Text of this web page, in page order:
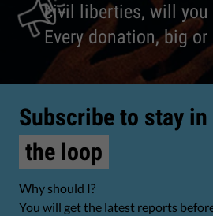
civil liberties, will you
Every donation, big
Subscribe to stay in
the loop
Why should I?
You will get the latest reports